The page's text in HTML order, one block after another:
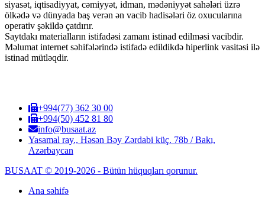
siyasət, iqtisadiyyat, cəmiyyət, idman, mədəniyyət sahələri üzrə
ölkədə və dünyada baş verən ən vacib hadisələri öz oxucularına
operativ şəkildə çatdırır.
Saytdakı materialların istifadəsi zamanı istinad edilməsi vacibdir.
Məlumat internet səhifələrində istifadə edildikdə hiperlink vasitəsi ilə
istinad mütləqdir.
+994(77) 362 30 00
+994(50) 452 81 80
info@busaat.az
Yasamal ray., Həsən Bəy Zərdabi küç. 78b / Bakı,
Azərbaycan
BUSAAT © 2019-2026 - Bütün hüquqları qorunur.
Ana səhifə